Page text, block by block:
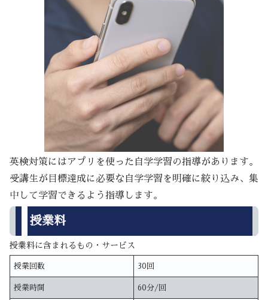
英検対策にはアプリを使った自学学習の指導があります。
受講生が目標達成に必要な自学学習を明確に絞り込み、集
中して学習できるよう指導します。
授業料
授業料に含まれるもの・サービス
授業回数 30回
授業時間 60分/回